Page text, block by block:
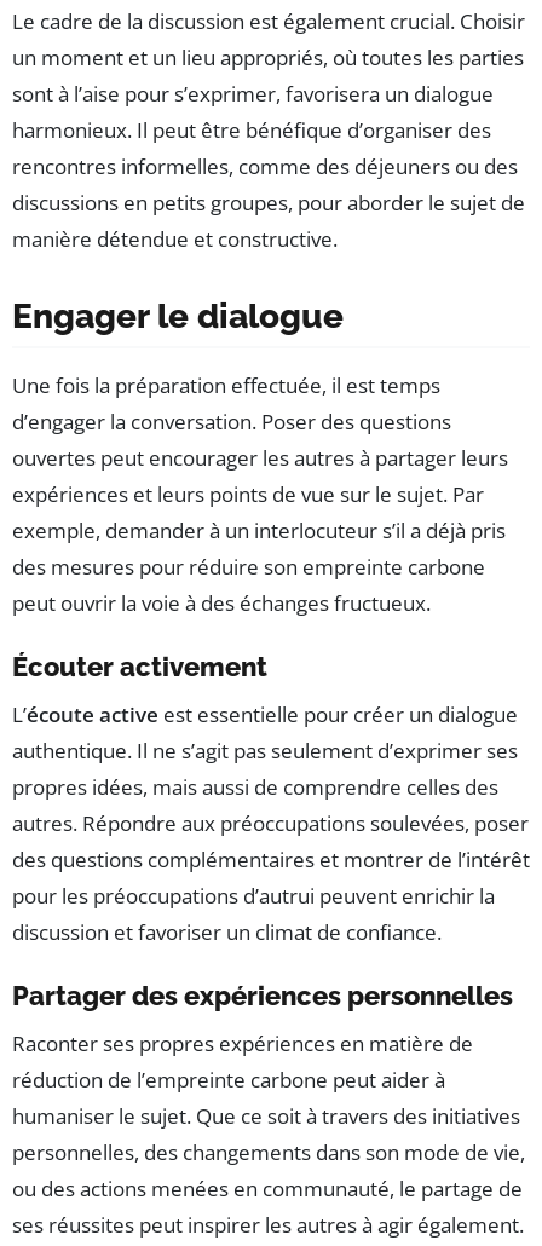
Le cadre de la discussion est également crucial. Choisir
un moment et un lieu appropriés, où toutes les parties
sont à l’aise pour s’exprimer, favorisera un dialogue
harmonieux. Il peut être bénéfique d’organiser des
rencontres informelles, comme des déjeuners ou des
discussions en petits groupes, pour aborder le sujet de
manière détendue et constructive.
Engager le dialogue
Une fois la préparation effectuée, il est temps
d’engager la conversation. Poser des questions
ouvertes peut encourager les autres à partager leurs
expériences et leurs points de vue sur le sujet. Par
exemple, demander à un interlocuteur s’il a déjà pris
des mesures pour réduire son empreinte carbone
peut ouvrir la voie à des échanges fructueux.
Écouter activement
L’écoute active est essentielle pour créer un dialogue
authentique. Il ne s’agit pas seulement d’exprimer ses
propres idées, mais aussi de comprendre celles des
autres. Répondre aux préoccupations soulevées, poser
des questions complémentaires et montrer de l’intérêt
pour les préoccupations d’autrui peuvent enrichir la
discussion et favoriser un climat de confiance.
Partager des expériences personnelles
Raconter ses propres expériences en matière de
réduction de l’empreinte carbone peut aider à
humaniser le sujet. Que ce soit à travers des initiatives
personnelles, des changements dans son mode de vie,
ou des actions menées en communauté, le partage de
ses réussites peut inspirer les autres à agir également.